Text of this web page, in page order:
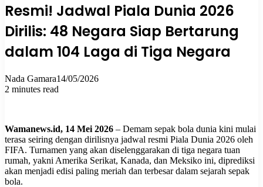
Resmi! Jadwal Piala Dunia 2026
Dirilis: 48 Negara Siap Bertarung
dalam 104 Laga di Tiga Negara
Nada Gamara14/05/2026
2 minutes read
Wamanews.id, 14 Mei 2026 – Demam sepak bola dunia kini mulai
terasa seiring dengan dirilisnya jadwal resmi Piala Dunia 2026 oleh
FIFA. Turnamen yang akan diselenggarakan di tiga negara tuan
rumah, yakni Amerika Serikat, Kanada, dan Meksiko ini, diprediksi
akan menjadi edisi paling meriah dan terbesar dalam sejarah sepak
bola.